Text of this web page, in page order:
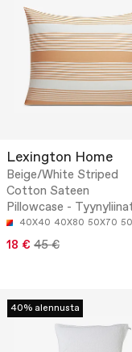
Lexington Home
Beige/White Striped
Cotton Sateen
Pillowcase -
40X40 40X80 50X70
18 € 45 €
40% alennusta